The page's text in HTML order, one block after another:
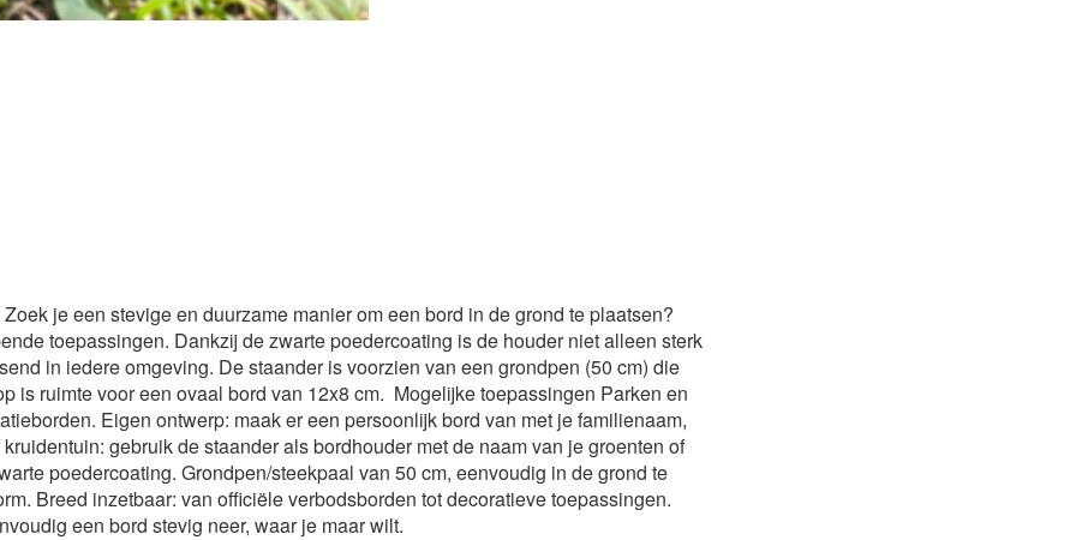
je een stevige en duurzame manier om een bord in de grond te plaatsen?
toepassingen. Dankzij de zwarte poedercoating is de houder niet alleen sterk
in iedere omgeving. De staander is voorzien van een grondpen (50 cm) die
is ruimte voor een ovaal bord van 12x8 cm. Mogelijke toepassingen Parken en
Eigen ontwerp: maak er een persoonlijk bord van met je familienaam,
gebruik de staander als bordhouder met de naam van je groenten of
poedercoating. Grondpen/steekpaal van 50 cm, eenvoudig in de grond te
Breed inzetbaar: van officiële verbodsborden tot decoratieve toepassingen.
een bord stevig neer, waar je maar wilt.